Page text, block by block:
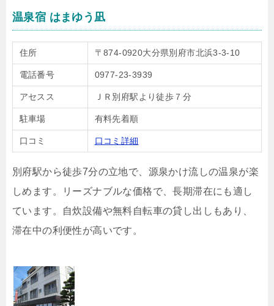
温泉宿 はまゆう凪
住所 〒874-0920大分県別府市北浜3-3-10
電話番号 0977-23-3939
アセスス ＪＲ別府駅より徒歩７分
駐車場 有料先着順
口コミ 口コミ詳細
別府駅から徒歩7分の立地で、源泉かけ流しの温泉が楽
しめます。リーズナブルな価格で、長期滞在にも適し
ています。自炊設備や無料自転車の貸し出しもあり、
滞在中の利便性が高いです。